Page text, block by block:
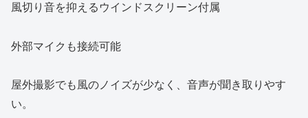
風切り音を抑えるウインドスクリーン付属
外部マイクも接続可能
屋外撮影でも風のノイズが少なく、音声が聞き取りやす
い。